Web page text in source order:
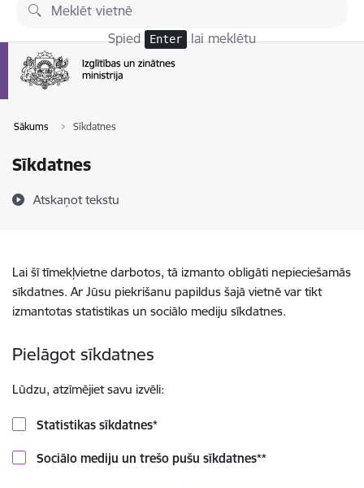
Pāriet uz lapas saturu
Spied Enter lai meklētu
Sākums Sīkdatnes
Sīkdatnes
Atskaņot tekstu
Lai šī tīmekļvietne darbotos, tā izmanto obligāti nepieciešamās
sīkdatnes. Ar Jūsu piekrišanu papildus šajā vietnē var tikt
izmantotas statistikas un sociālo mediju sīkdatnes.
Pielāgot sīkdatnes
Lūdzu, atzīmējiet savu izvēli:
Statistikas sīkdatnes*
Sociālo mediju un trešo pušu sīkdatnes**